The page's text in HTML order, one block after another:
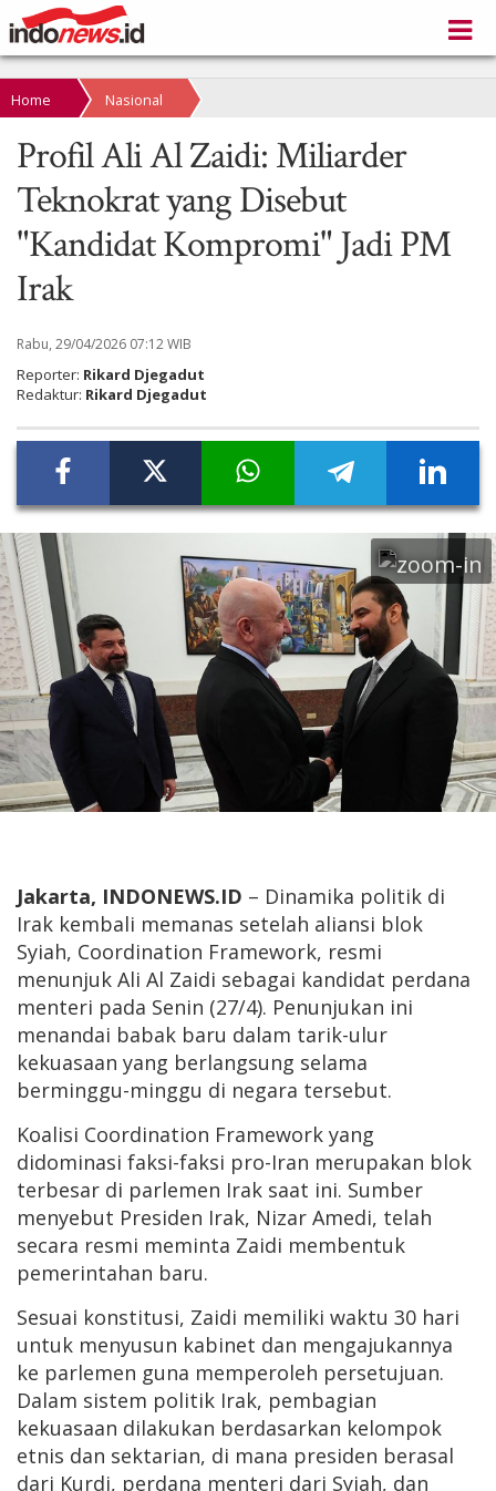
Home Nasional
Profil Ali Al Zaidi: Miliarder
Teknokrat yang Disebut
"Kandidat Kompromi" Jadi PM
Irak
Rabu, 29/04/2026 07:12 WIB
Reporter: Rikard Djegadut
Redaktur: Rikard Djegadut
Jakarta, INDONEWS.ID – Dinamika politik di
Irak kembali memanas setelah aliansi blok
Syiah, Coordination Framework, resmi
menunjuk Ali Al Zaidi sebagai kandidat perdana
menteri pada Senin (27/4). Penunjukan ini
menandai babak baru dalam tarik-ulur
kekuasaan yang berlangsung selama
berminggu-minggu di negara tersebut.
Koalisi Coordination Framework yang
didominasi faksi-faksi pro-Iran merupakan blok
terbesar di parlemen Irak saat ini. Sumber
menyebut Presiden Irak, Nizar Amedi, telah
secara resmi meminta Zaidi membentuk
pemerintahan baru.
Sesuai konstitusi, Zaidi memiliki waktu 30 hari
untuk menyusun kabinet dan mengajukannya
ke parlemen guna memperoleh persetujuan.
Dalam sistem politik Irak, pembagian
kekuasaan dilakukan berdasarkan kelompok
etnis dan sektarian, di mana presiden berasal
dari Kurdi, perdana menteri dari Syiah, dan